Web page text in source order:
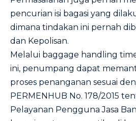
pencurian isi bagasi yang
dimana tindakan ini pernah
dan Kepolisan.
Melalui baggage handling
ini, penumpang dapat
proses penanganan sesuai
PERMENHUB No. 178/2015
Pelayanan Pengguna Jasa